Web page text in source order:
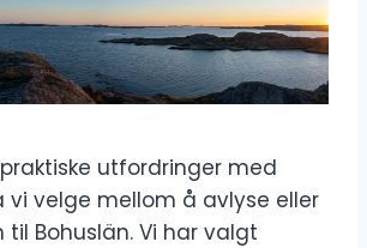
utfordringer med
vi velge mellom å avlyse eller
Bohuslän. Vi har valgt